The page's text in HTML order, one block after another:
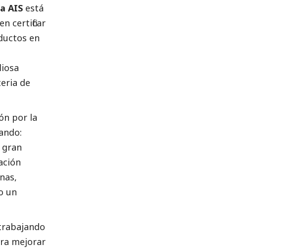
AIS está
certificar
en
de
por la
gran
un
mejorar